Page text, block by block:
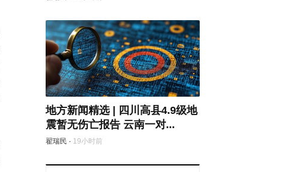
地方新闻精选 | 四川高县4.9级地
震暂无伤亡报告 云南一对...
翟瑞民 · 19小时前